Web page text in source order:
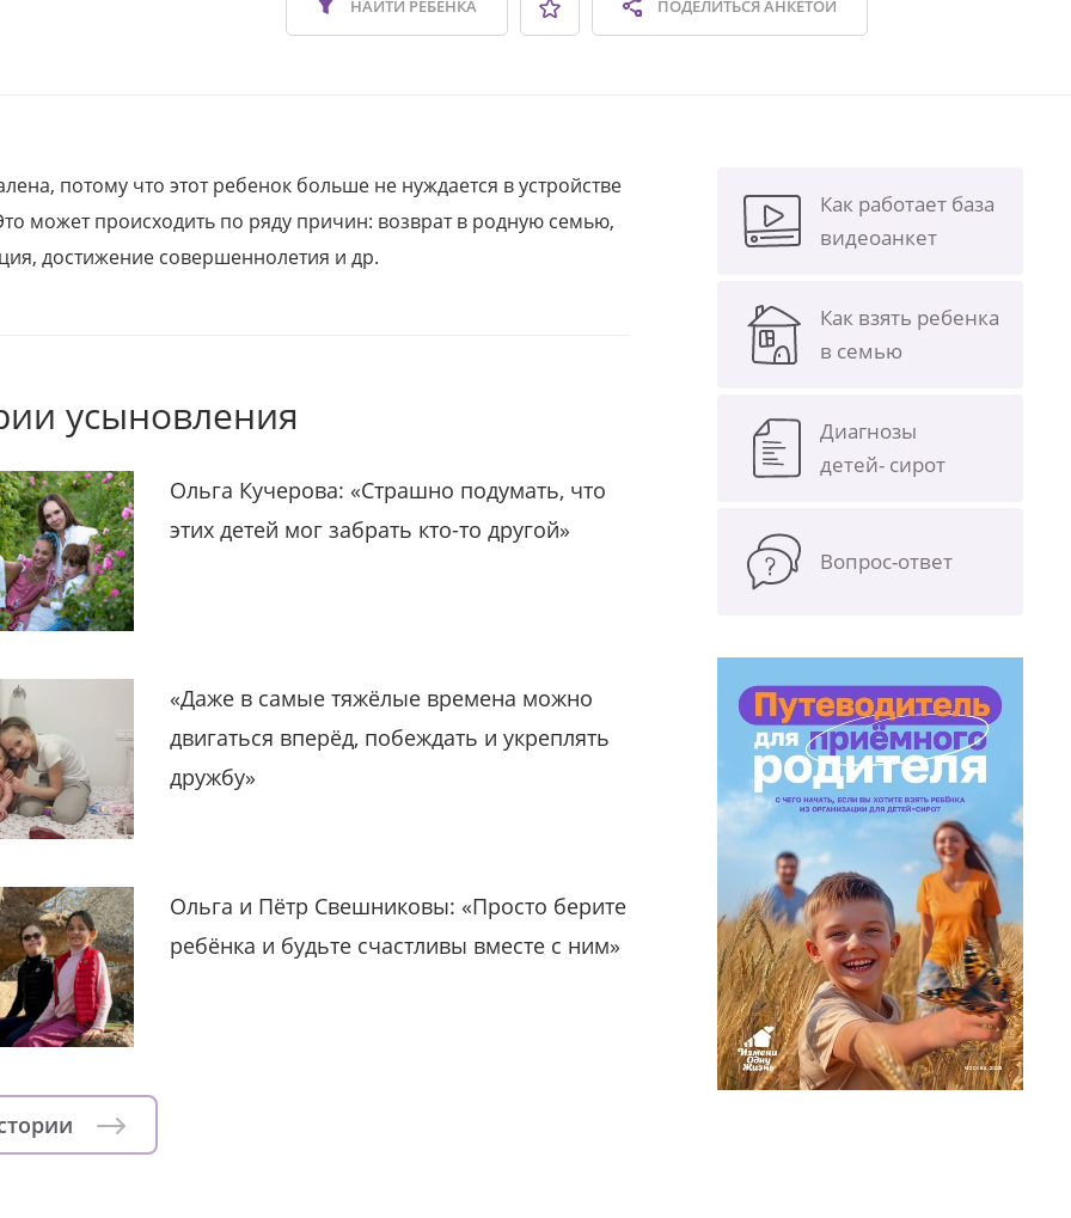
ПОДЕЛИТЬСЯАНКЕТОЙ
НАЙТИ РЕБЕНКА
потому что этот ребенок больше не нуждается в устройстве
может происходить по ряду причин: возврат в родную семью,
достижение совершеннолетия и др.
усыновления
Ольга Кучерова: «Страшно подумать, что
этих детей мог забрать кто-то другой»
«Даже в самые тяжёлые времена можно
двигаться вперёд, побеждать и укреплять
дружбу»
Ольга и Пётр Свешниковы: «Просто берите
ребёнка и будьте счастливы вместе с ним»
Как работает база
видеоанкет
Как взять ребенка
в семью
Диагнозы
детей- сирот
Вопрос-ответ